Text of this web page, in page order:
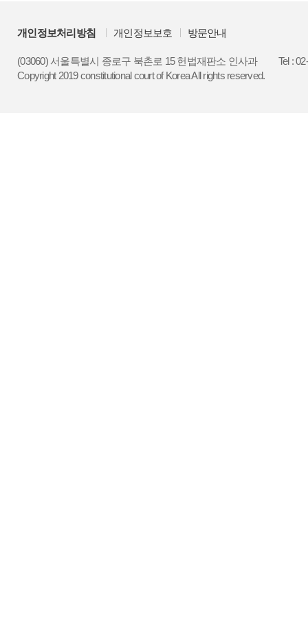
개인정보처리방침 개인정보보호 방문안내
(03060) 서울특별시 종로구 북촌로 15 헌법재판소 인사과
Tel :
Copyright 2019 constitutional court of Korea All rights reserved.